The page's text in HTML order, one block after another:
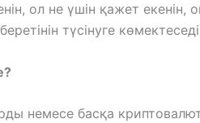
ол не үшін қажет
түсінуге
немесе басқа